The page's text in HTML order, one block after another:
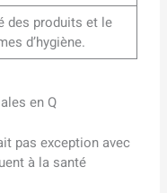
des produits et le
d’hygiène.
en Q
pas exception avec
à la santé